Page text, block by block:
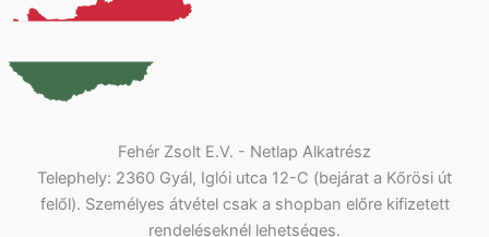
Fehér Zsolt E.V. - Netlap Alkatrész
Telephely: 2360 Gyál, Iglói utca 12-C (bejárat a Kőrösi út
felől). Személyes átvétel csak a shopban előre kifizetett
rendeléseknél lehetséges.